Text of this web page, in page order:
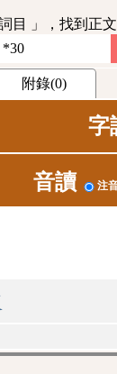
目 」，找到正文
附錄(0)
字
音讀 注